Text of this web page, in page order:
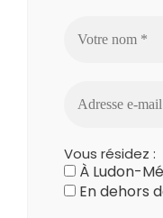
Vous résidez :
À Ludon-
En dehors